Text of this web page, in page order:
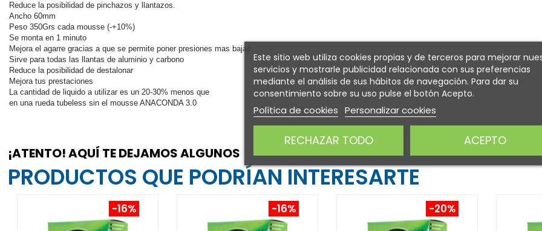
Reduce la posibilidad de pinchazos y llantazos.
Ancho 60mm
Peso 350Grs cada mousse (-+10%)
Se monta en 1 minuto
Mejora el agarre gracias a que se permite poner presiones mas bajas
Sirve para todas las llantas de aluminio y carbono
Reduce la posibilidad de destalonar
Mejora tus prestaciones
La cantidad de liquido a utilizar es un 20-30% menos que
en una rueda tubeless sin el mousse ANACONDA 3.0
¡ATENTO! AQUÍ TE DEJAMOS ALGUNOS
PRODUCTOS QUE PODRÍAN INTERESARTE
-16% -16% -20%
Este sitio web utiliza cookies propias y de terceros para mejorar
servicios y mostrarle publicidad relacionada con sus preferencias
mediante el análisis de sus hábitos de navegación. Para dar su
consentimiento sobre su uso pulse el botón Acepto.
Política de cookies Personalizar cookies
RECHAZAR TODO ACEPTO